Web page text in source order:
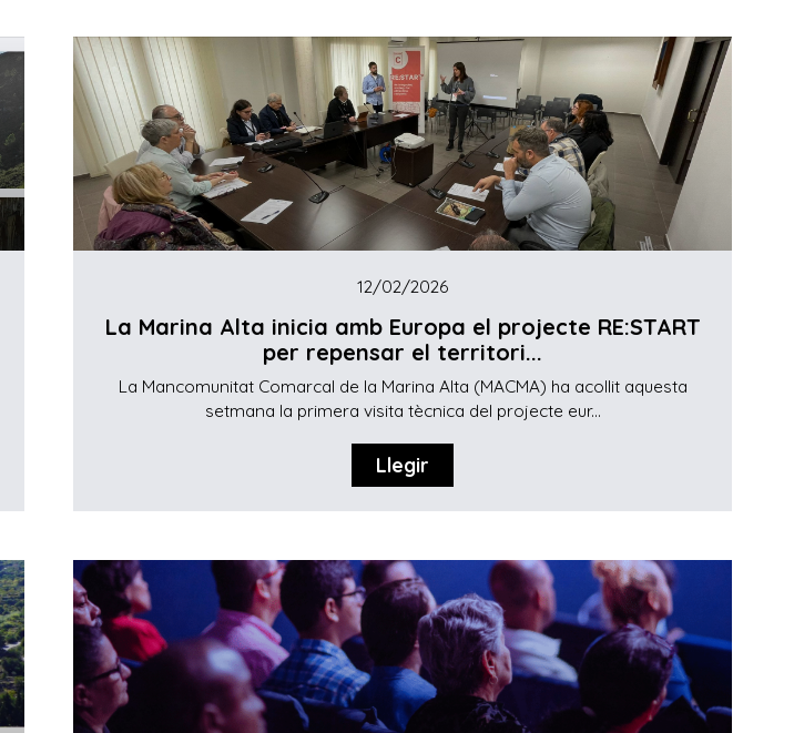
12/02/2026
La Marina Alta inicia amb Europa el projecte RE:START
per repensar el territori...
La Mancomunitat Comarcal de la Marina Alta (MACMA) ha acollit aquesta
setmana la primera visita tècnica del projecte eur...
Llegir